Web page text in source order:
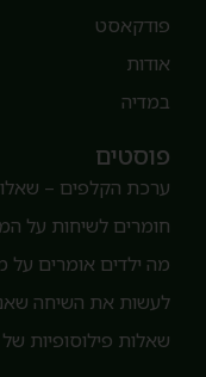
פודקאסט
אודות
במדיה
פוסטים
ערכת הקלפים – שאלות
חומרים לשיחות על
מה ילדים אומרים על מה
לעשות את השיחה שאנחנו
שאלות פילוסופיות של